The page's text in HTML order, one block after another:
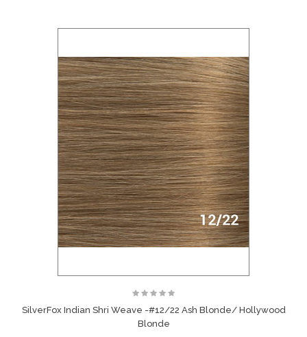
SilverFox Indian Shri Weave -#12/22 Ash Blonde/ Hollywood
Blonde